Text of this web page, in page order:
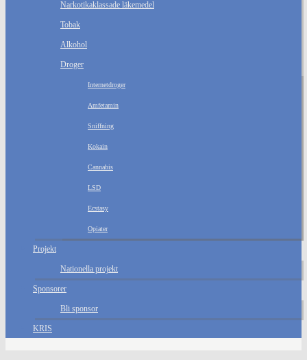
Narkotikaklassade läkemedel
Tobak
Alkohol
Droger
Internetdroger
Amfetamin
Sniffning
Kokain
Cannabis
LSD
Ecstasy
Opiater
Projekt
Nationella projekt
Sponsorer
Bli sponsor
KRIS